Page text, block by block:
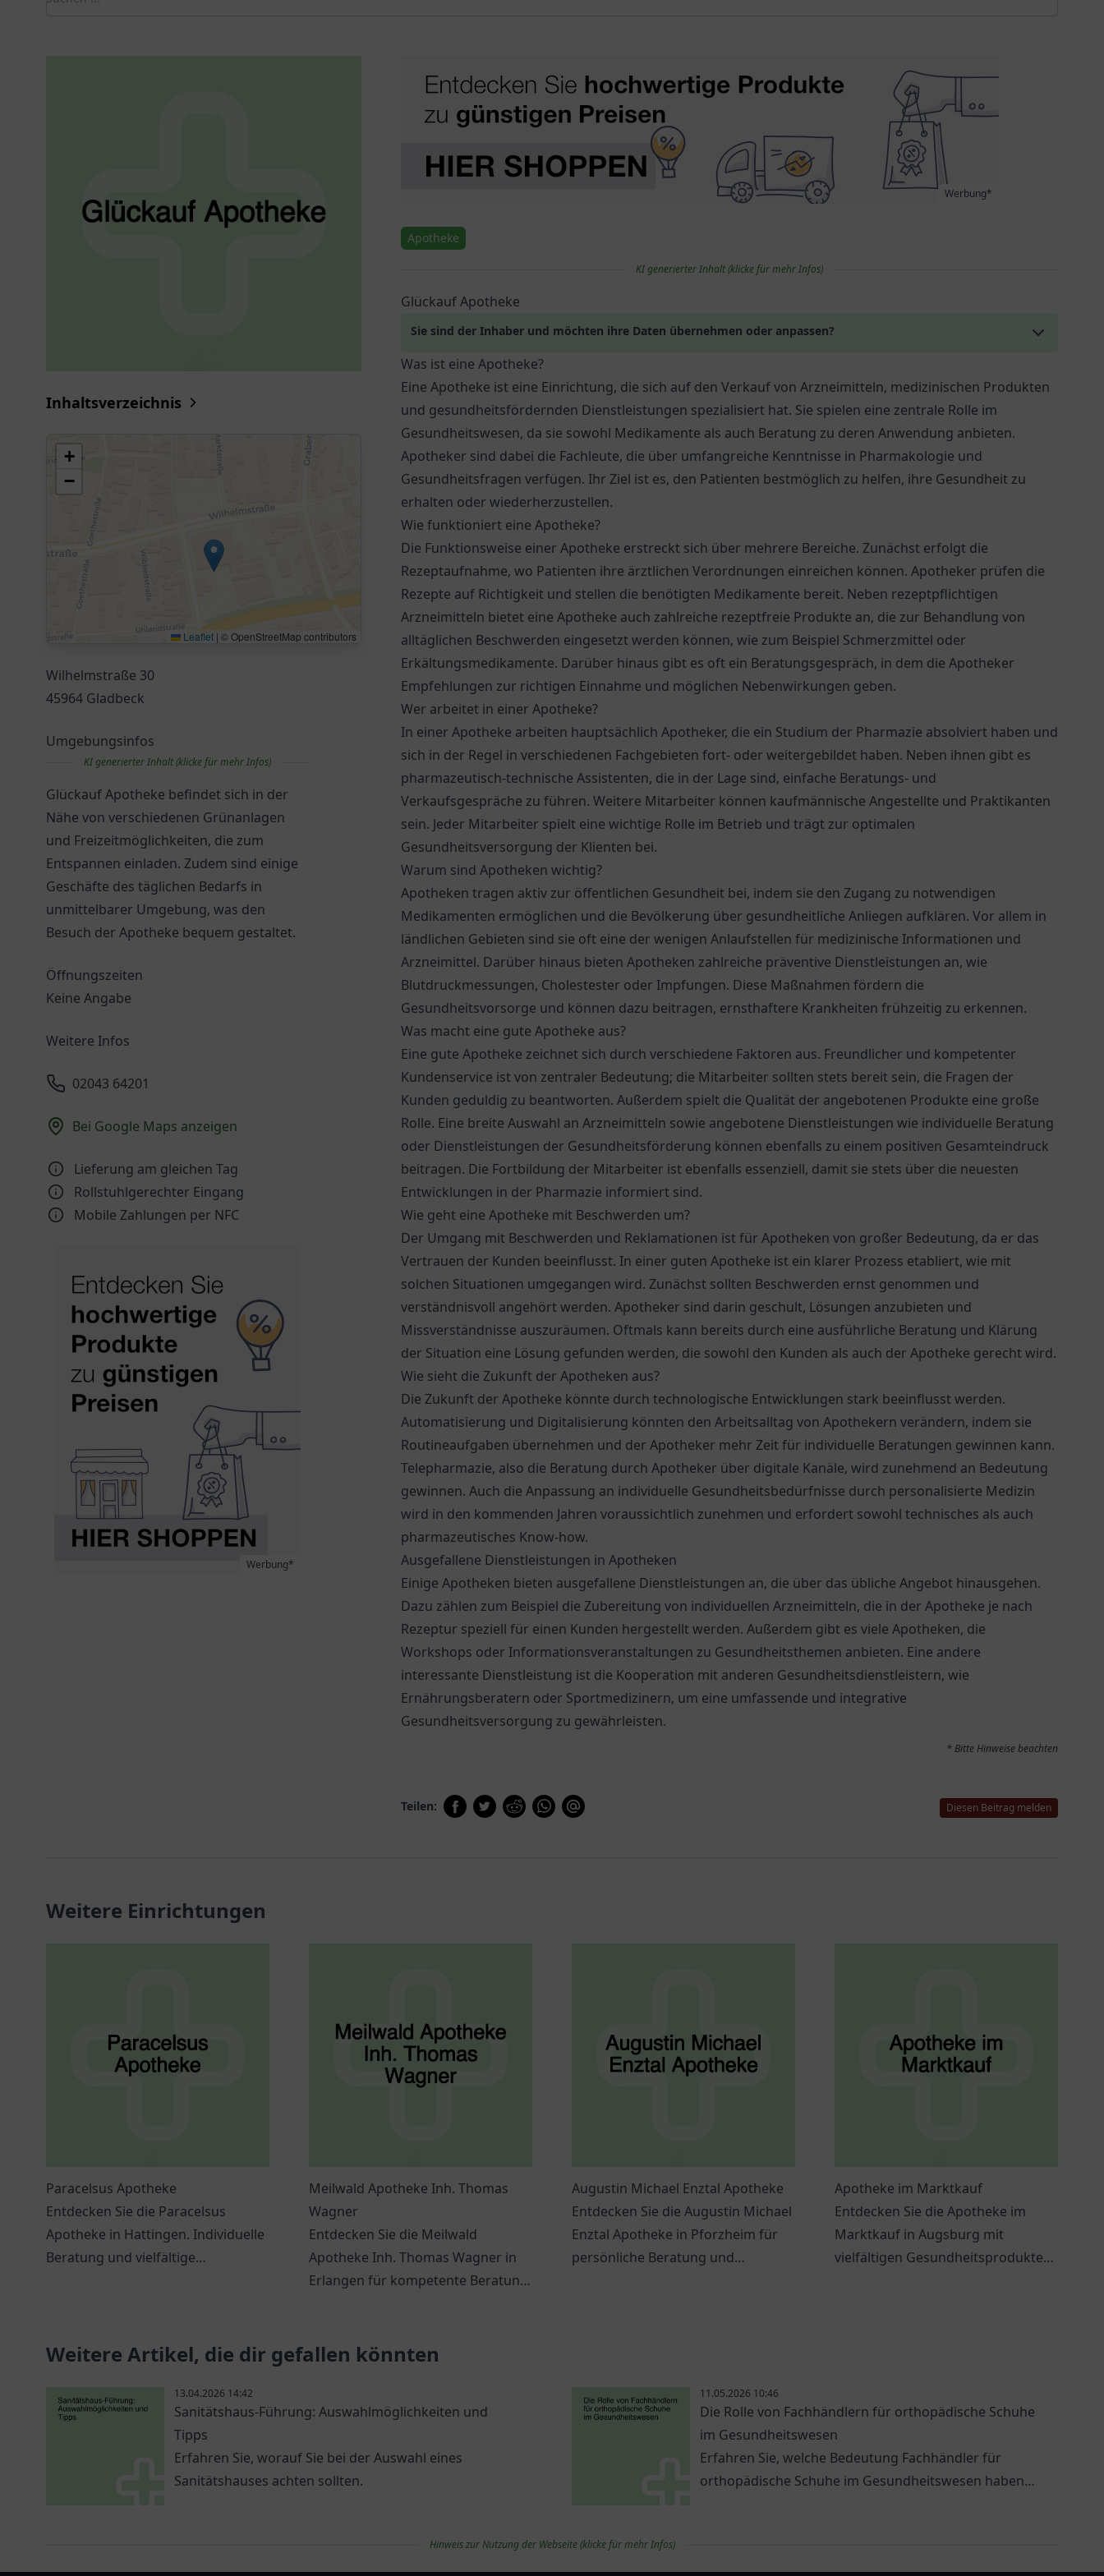
Inhaltsverzeichnis
+
−
Leaflet | © OpenStreetMap contributors
Wilhelmstraße 30
45964 Gladbeck
Umgebungsinfos
KI generierter Inhalt (klicke für mehr Infos)
Glückauf Apotheke befindet sich in der
Nähe von verschiedenen Grünanlagen
und Freizeitmöglichkeiten, die zum
Entspannen einladen. Zudem sind einige
Geschäfte des täglichen Bedarfs in
unmittelbarer Umgebung, was den
Besuch der Apotheke bequem gestaltet.
Öffnungszeiten
Keine Angabe
Weitere Infos
02043 64201
Bei Google Maps anzeigen
Lieferung am gleichen Tag
Rollstuhlgerechter Eingang
Mobile Zahlungen per NFC
Werbung*
Werbung*
Apotheke
KI generierter Inhalt (klicke für mehr Infos)
Glückauf Apotheke
Sie sind der Inhaber und möchten ihre Daten übernehmen oder anpassen?
Was ist eine Apotheke?
Eine Apotheke ist eine Einrichtung, die sich auf den Verkauf von Arzneimitteln, medizinischen Produkten
und gesundheitsfördernden Dienstleistungen spezialisiert hat. Sie spielen eine zentrale Rolle im
Gesundheitswesen, da sie sowohl Medikamente als auch Beratung zu deren Anwendung anbieten.
Apotheker sind dabei die Fachleute, die über umfangreiche Kenntnisse in Pharmakologie und
Gesundheitsfragen verfügen. Ihr Ziel ist es, den Patienten bestmöglich zu helfen, ihre Gesundheit zu
erhalten oder wiederherzustellen.
Wie funktioniert eine Apotheke?
Die Funktionsweise einer Apotheke erstreckt sich über mehrere Bereiche. Zunächst erfolgt die
Rezeptaufnahme, wo Patienten ihre ärztlichen Verordnungen einreichen können. Apotheker prüfen die
Rezepte auf Richtigkeit und stellen die benötigten Medikamente bereit. Neben rezeptpflichtigen
Arzneimitteln bietet eine Apotheke auch zahlreiche rezeptfreie Produkte an, die zur Behandlung von
alltäglichen Beschwerden eingesetzt werden können, wie zum Beispiel Schmerzmittel oder
Erkältungsmedikamente. Darüber hinaus gibt es oft ein Beratungsgespräch, in dem die Apotheker
Empfehlungen zur richtigen Einnahme und möglichen Nebenwirkungen geben.
Wer arbeitet in einer Apotheke?
In einer Apotheke arbeiten hauptsächlich Apotheker, die ein Studium der Pharmazie absolviert haben und
sich in der Regel in verschiedenen Fachgebieten fort- oder weitergebildet haben. Neben ihnen gibt es
pharmazeutisch-technische Assistenten, die in der Lage sind, einfache Beratungs- und
Verkaufsgespräche zu führen. Weitere Mitarbeiter können kaufmännische Angestellte und Praktikanten
sein. Jeder Mitarbeiter spielt eine wichtige Rolle im Betrieb und trägt zur optimalen
Gesundheitsversorgung der Klienten bei.
Warum sind Apotheken wichtig?
Apotheken tragen aktiv zur öffentlichen Gesundheit bei, indem sie den Zugang zu notwendigen
Medikamenten ermöglichen und die Bevölkerung über gesundheitliche Anliegen aufklären. Vor allem in
ländlichen Gebieten sind sie oft eine der wenigen Anlaufstellen für medizinische Informationen und
Arzneimittel. Darüber hinaus bieten Apotheken zahlreiche präventive Dienstleistungen an, wie
Blutdruckmessungen, Cholestester oder Impfungen. Diese Maßnahmen fördern die
Gesundheitsvorsorge und können dazu beitragen, ernsthaftere Krankheiten frühzeitig zu erkennen.
Was macht eine gute Apotheke aus?
Eine gute Apotheke zeichnet sich durch verschiedene Faktoren aus. Freundlicher und kompetenter
Kundenservice ist von zentraler Bedeutung; die Mitarbeiter sollten stets bereit sein, die Fragen der
Kunden geduldig zu beantworten. Außerdem spielt die Qualität der angebotenen Produkte eine große
Rolle. Eine breite Auswahl an Arzneimitteln sowie angebotene Dienstleistungen wie individuelle Beratung
oder Dienstleistungen der Gesundheitsförderung können ebenfalls zu einem positiven Gesamteindruck
beitragen. Die Fortbildung der Mitarbeiter ist ebenfalls essenziell, damit sie stets über die neuesten
Entwicklungen in der Pharmazie informiert sind.
Wie geht eine Apotheke mit Beschwerden um?
Der Umgang mit Beschwerden und Reklamationen ist für Apotheken von großer Bedeutung, da er das
Vertrauen der Kunden beeinflusst. In einer guten Apotheke ist ein klarer Prozess etabliert, wie mit
solchen Situationen umgegangen wird. Zunächst sollten Beschwerden ernst genommen und
verständnisvoll angehört werden. Apotheker sind darin geschult, Lösungen anzubieten und
Missverständnisse auszuräumen. Oftmals kann bereits durch eine ausführliche Beratung und Klärung
der Situation eine Lösung gefunden werden, die sowohl den Kunden als auch der Apotheke gerecht wird.
Wie sieht die Zukunft der Apotheken aus?
Die Zukunft der Apotheke könnte durch technologische Entwicklungen stark beeinflusst werden.
Automatisierung und Digitalisierung könnten den Arbeitsalltag von Apothekern verändern, indem sie
Routineaufgaben übernehmen und der Apotheker mehr Zeit für individuelle Beratungen gewinnen kann.
Telepharmazie, also die Beratung durch Apotheker über digitale Kanäle, wird zunehmend an Bedeutung
gewinnen. Auch die Anpassung an individuelle Gesundheitsbedürfnisse durch personalisierte Medizin
wird in den kommenden Jahren voraussichtlich zunehmen und erfordert sowohl technisches als auch
pharmazeutisches Know-how.
Ausgefallene Dienstleistungen in Apotheken
Einige Apotheken bieten ausgefallene Dienstleistungen an, die über das übliche Angebot hinausgehen.
Dazu zählen zum Beispiel die Zubereitung von individuellen Arzneimitteln, die in der Apotheke je nach
Rezeptur speziell für einen Kunden hergestellt werden. Außerdem gibt es viele Apotheken, die
Workshops oder Informationsveranstaltungen zu Gesundheitsthemen anbieten. Eine andere
interessante Dienstleistung ist die Kooperation mit anderen Gesundheitsdienstleistern, wie
Ernährungsberatern oder Sportmedizinern, um eine umfassende und integrative
Gesundheitsversorgung zu gewährleisten.
* Bitte Hinweise beachten
Teilen: Diesen Beitrag melden
Weitere Einrichtungen
Paracelsus Apotheke
Entdecken Sie die Paracelsus
Apotheke in Hattingen. Individuelle
Beratung und vielfältige
Meilwald Apotheke Inh. Thomas
Wagner
Entdecken Sie die Meilwald
Apotheke Inh. Thomas Wagner in
Erlangen für kompetente Beratung
Augustin Michael Enztal Apotheke
Entdecken Sie die Augustin Michael
Enztal Apotheke in Pforzheim für
persönliche Beratung und
Apotheke im Marktkauf
Entdecken Sie die Apotheke im
Marktkauf in Augsburg mit
vielfältigen Gesundheitsprodukten
Weitere Artikel, die dir gefallen könnten
13.04.2026 14:42
Sanitätshaus-Führung: Auswahlmöglichkeiten und
Tipps
Erfahren Sie, worauf Sie bei der Auswahl eines
Sanitätshauses achten sollten.
11.05.2026 10:46
Die Rolle von Fachhändlern für orthopädische Schuhe
im Gesundheitswesen
Erfahren Sie, welche Bedeutung Fachhändler für
orthopädische Schuhe im Gesundheitswesen haben
Hinweis zur Nutzung der Webseite (klicke für mehr Infos)